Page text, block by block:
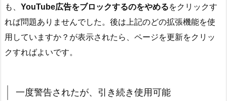
も、 YouTube広告をブロックするのをやめるをクリックす
れば問題ありませんでした。後は上記のどの拡張機能を使
用していますか？が表示されたら、ページを更新をクリッ
クすればよいです。
一度警告されたが、引き続き使用可能